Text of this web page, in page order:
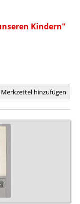
Kindern"
hinzufügen